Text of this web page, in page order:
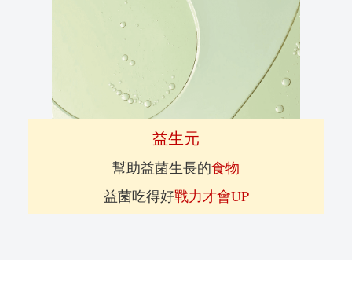
益生元
幫助益菌生長的食物
益菌吃得好戰力才會UP